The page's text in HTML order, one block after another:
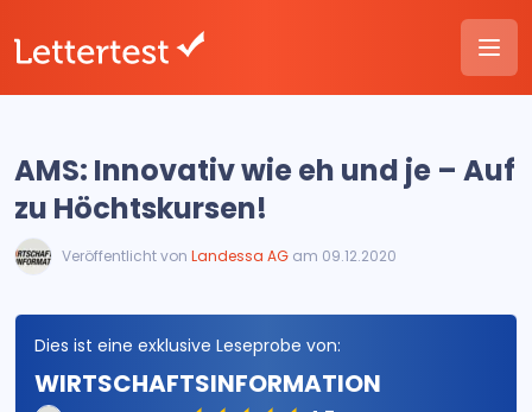
AMS: Innovativ wie eh und je – Auf
zu Höchtskursen!
Veröffentlicht von Landessa AG am 09.12.2020
Dies ist eine exklusive Leseprobe von:
WIRTSCHAFTSINFORMATION